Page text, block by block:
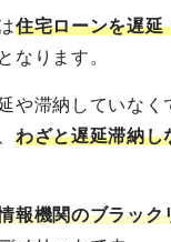
住宅ローンを遅延
なります。
や滞納していなく
わざと遅延滞納し
報機関のブラック